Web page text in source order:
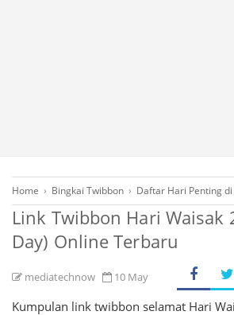
Home › Bingkai Twibbon › Daftar Hari Penting
Link Twibbon Hari Waisak
Day) Online Terbaru
mediatechnow 10 May
Kumpulan link twibbon selamat Hari